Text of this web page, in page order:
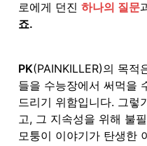
로에게 던진 하나의 질문
죠.
PK(PAINKILLER)의 목적
들을 수능장에서 써먹을
드리기 위함입니다. 그렇
고, 그 지속성을 위해 불
모퉁이 이야기가 탄생한